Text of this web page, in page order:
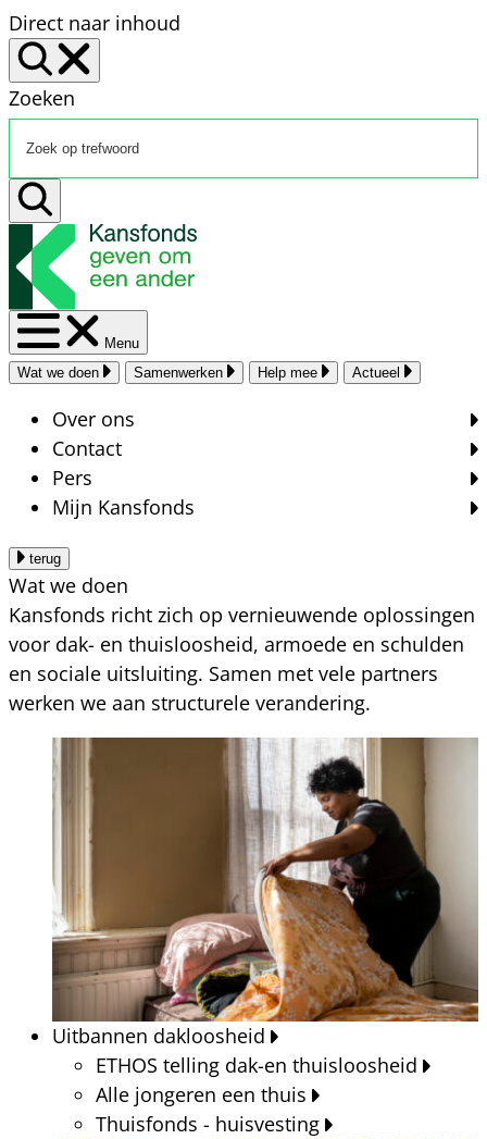
Direct naar inhoud
Zoeken
Menu
Wat we doen
Samenwerken Help mee Actueel
Over ons
Contact
Pers
Mijn Kansfonds
terug
Wat we doen
Kansfonds richt zich op vernieuwende oplossingen
voor dak- en thuisloosheid, armoede en schulden
en sociale uitsluiting. Samen met vele partners
werken we aan structurele verandering.
Uitbannen dakloosheid
ETHOS telling dak-en thuisloosheid
Alle jongeren een thuis
Thuisfonds - huisvesting